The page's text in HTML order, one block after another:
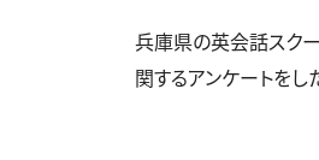
兵庫県の英会話スク
関するアンケートをし